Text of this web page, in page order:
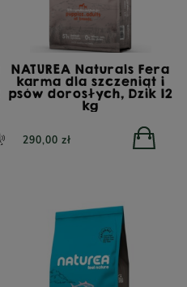
NATUREA Naturals Fera
karma dla szczeniąt i
psów dorosłych, Dzik 12
kg
290,00 zł